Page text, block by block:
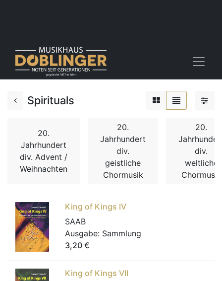
Spirituals
20.
Jahrhundert
div. Advent /
Weihnachten
20.
Jahrhundert
div.
geistliche
Chormusik
20.
div.
weltliche
Chormusik
King of Kings IV
SAAB
Ausgabe: Sammlung
3,20 €
King of Kings VII